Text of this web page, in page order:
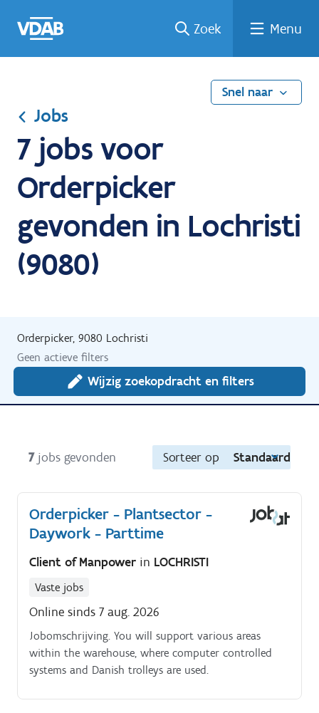
naar
een
een
job
naar
Zoek Menu
Snel naar
Jobs
7 jobs voor
Orderpicker
gevonden in Lochristi
(9080)
Orderpicker, 9080 Lochristi
Geen actieve filters
Wijzig zoekopdracht en filters
7 jobs gevonden Sorteer op Standaard
Orderpicker - Plantsector -
Daywork - Parttime
Client of Manpower in LOCHRISTI
Vaste jobs
Online sinds 7 aug. 2026
Jobomschrijving. You will support various areas
within the warehouse, where computer controlled
systems and Danish trolleys are used.